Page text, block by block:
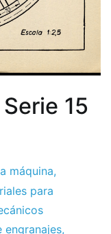
15
máquina,
para
engranajes,